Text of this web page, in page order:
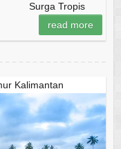
Surga Tropis
read more
Kalimantan